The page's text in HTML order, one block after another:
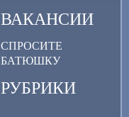
ВАКАНСИИ
СПРОСИТЕ
БАТЮШКУ
РУБРИКИ